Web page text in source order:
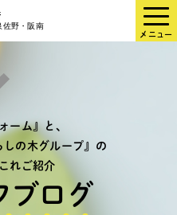
佐野・阪南
メニュー
ーム』と、
の木グループ』の
れご紹介
ブログ